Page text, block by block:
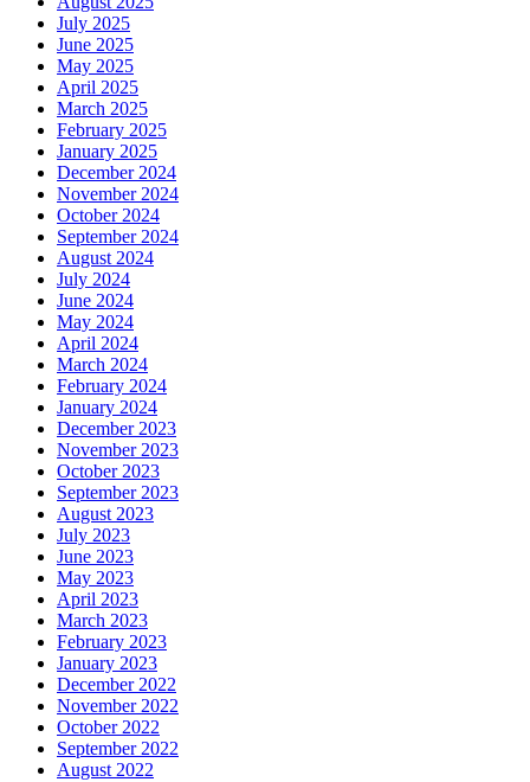
July 2025
June 2025
May 2025
April 2025
March 2025
February 2025
January 2025
December 2024
November 2024
October 2024
September 2024
August 2024
July 2024
June 2024
May 2024
April 2024
March 2024
February 2024
January 2024
December 2023
November 2023
October 2023
September 2023
August 2023
July 2023
June 2023
May 2023
April 2023
March 2023
February 2023
January 2023
December 2022
November 2022
October 2022
September 2022
August 2022